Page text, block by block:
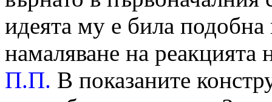
идеята му е била
намаляване на реакцията
П.П. В показаните